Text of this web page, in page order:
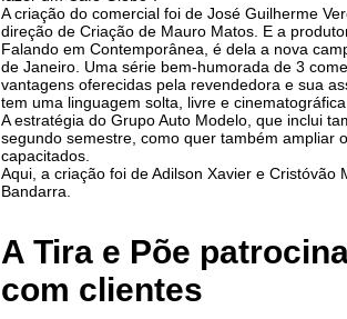
A criação do comercial foi de José Guilherme
direção de Criação de Mauro Matos. E a
Falando em Contemporânea, é dela a nova
de Janeiro. Uma série bem-humorada de 3
vantagens oferecidas pela revendedora e sua
tem uma linguagem solta, livre e
A estratégia do Grupo Auto Modelo, que inclui
segundo semestre, como quer também ampliar
capacitados.
Aqui, a criação foi de Adilson Xavier e
Bandarra.
A Tira e Põe
com clientes